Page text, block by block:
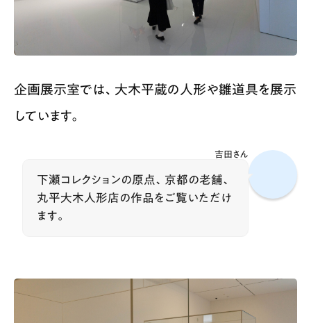
企画展示室では、大木平蔵の人形や雛道具を展示
しています。
吉田さん
下瀬コレクションの原点、京都の老舗、
丸平大木人形店の作品をご覧いただけ
ます。